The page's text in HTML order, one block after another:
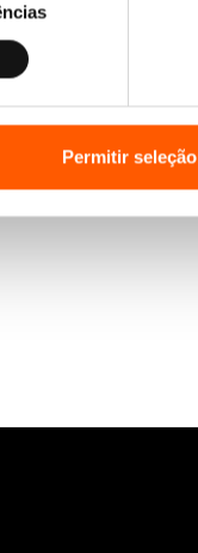
Permitir seleção